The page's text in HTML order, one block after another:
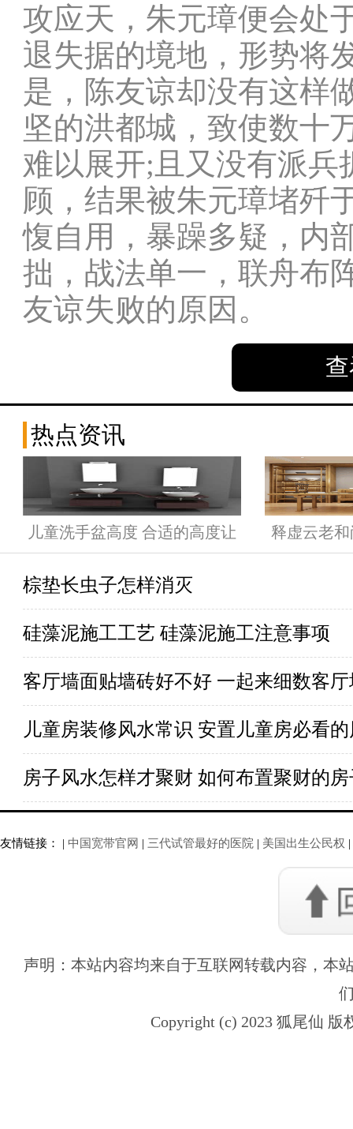
攻应天，朱元璋便会处
退失据的境地，形势将
是，陈友谅却没有这样
坚的洪都城，致使数十
难以展开;且又没有派
顾，结果被朱元璋堵歼
愎自用，暴躁多疑，内
拙，战法单一，联舟布
友谅失败的原因。
热点资讯
儿童洗手盆高度 合适的高度让
孩子爱上洗手
释虚云老
棕垫长虫子怎样消灭
硅藻泥施工工艺 硅藻泥施工注意事项
客厅墙面贴墙砖好不好 一起来细数客
儿童房装修风水常识 安置儿童房必看
房子风水怎样才聚财 如何布置聚财的
友情链接： | 中国宽带官网 | 三代试管最好的医院 | 美国出生公民权 |
声明：本站内容均来自于互联网转载内容，本
Copyright (c) 2023 狐尾仙 版